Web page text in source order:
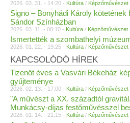
2026. 03. 31. - 14:20 - Kultúra / Képzőművészet
Signo – Bonyhádi Károly kötetének
Sándor Színházban
2026. 03. 11. - 00:10 - Kultúra / Képzőművészet
Ismertették a szombathelyi
2026. 01. 22. - 19:25 - Kultúra / Képzőművészet
KAPCSOLÓDÓ HÍREK
Tizenöt éves a Vasvári Békeház
gyűjteménye
2026. 02. 13. - 17:00 - Kultúra / Képzőművészet
"A művészt a XX. századtól
Munkácsy-díjas festőművésszel
2026. 01. 14. - 21:15 - Kultúra / Képzőművészet